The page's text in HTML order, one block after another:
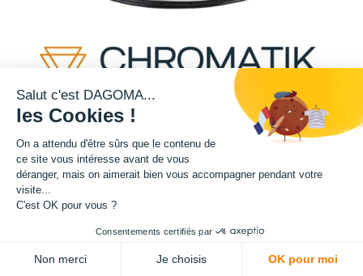
Cette bobine de filament teinte blanche fait partie de notre gamme de
filament PRO. Filament en PETG, il est très populaire dans le monde de
étant relativement simple à imprimer.
Salut c'est DAGOMA...
les Cookies !
On a attendu d'être sûrs que le contenu de
ce site vous intéresse avant de vous
déranger, mais on aimerait bien vous accompagner pendant votre
visite...
C'est OK pour vous ?
Consentements certifiés par
Non merci Je choisis OK pour moi